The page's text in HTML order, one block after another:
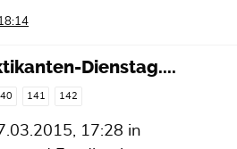
Dienstag....
141 142
17:28 in